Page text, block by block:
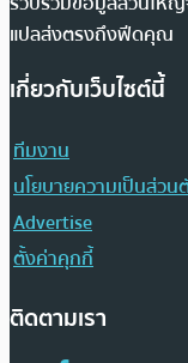
แปลส่งตรงถึงฟีดคุณ
เกี่ยวกับเว็บไซต์นี้
ทีมงาน
นโยบายความเป็นส่วน
Advertise
ตั้งค่าคุกกี้
ติดตามเรา